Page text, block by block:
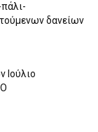
δανείων
Ιούλιο